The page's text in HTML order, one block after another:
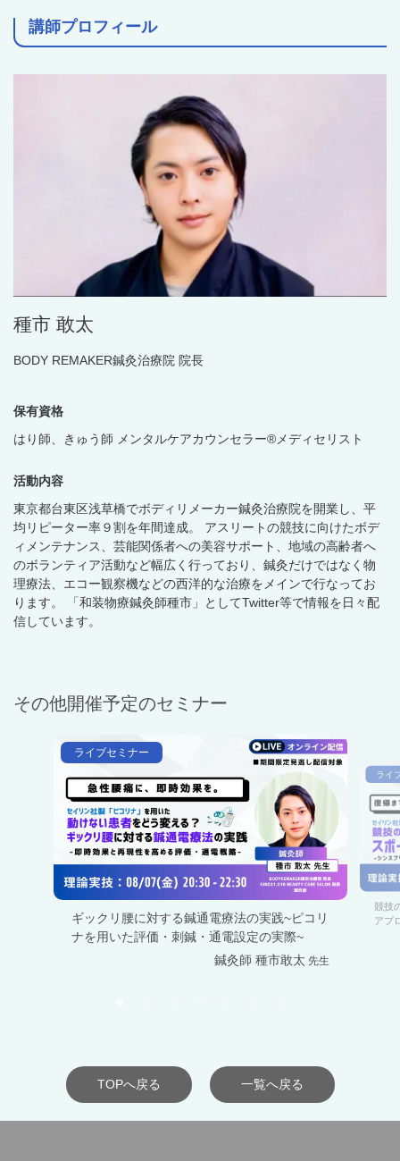
講師プロフィール
種市 敢太
BODY REMAKER鍼灸治療院 院長
保有資格
はり師、きゅう師 メンタルケアカウンセラー®︎メディセリスト
活動内容
東京都台東区浅草橋でボディリメーカー鍼灸治療院を開業し、平
均リピーター率９割を年間達成。 アスリートの競技に向けたボデ
ィメンテナンス、芸能関係者への美容サポート、地域の高齢者へ
のボランティア活動など幅広く行っており、鍼灸だけではなく物
理療法、エコー観察機などの西洋的な治療をメインで行なってお
ります。 「和装物療鍼灸師種市」としてTwitter等で情報を日々配
信しています。
その他開催予定のセミナー
ライブセミナー
ギックリ腰に対する鍼通電療法の実践~ピコリ
ナを用いた評価・刺鍼・通電設定の実際~
鍼灸師 種市敢太 先生
ライ
競技
アプ
TOPへ戻る 一覧へ戻る